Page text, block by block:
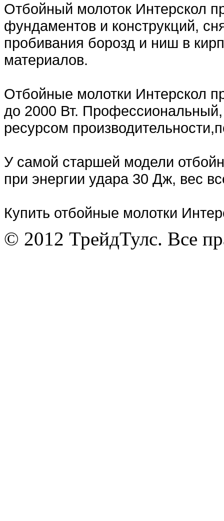
Отбойный молоток Интерскол
фундаментов и конструкций,
пробивания борозд и ниш в
материалов.
Отбойные молотки Интерскол
до 2000 Вт.
ресурсом
У самой старшей модели
при энергии удара 30 Дж, вес
Купить отбойные молотки
© 2012 ТрейдТулс. Все